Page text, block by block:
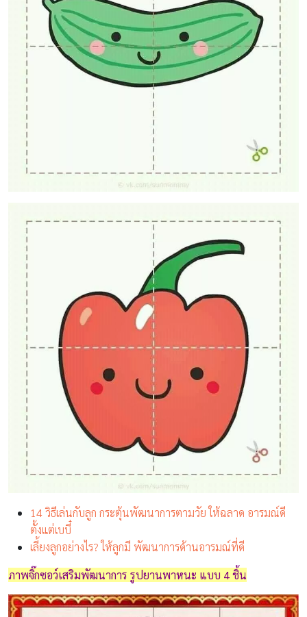
14 วิธีเล่นกับลูก กระตุ้นพัฒนาการตามวัย ให้ฉลาด อารมณ์ดี
ตั้งแต่เบบี๋
เลี้ยงลูกอย่างไร? ให้ลูกมี พัฒนาการด้านอารมณ์ที่ดี
ภาพจิ๊กซอว์เสริมพัฒนาการ รูปยานพาหนะ แบบ 4 ชิ้น